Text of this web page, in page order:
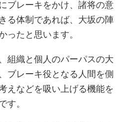
ブレーキをかけ、諸将の意
る体制であれば、大坂の陣
ったと思います。
組織と個人のパーパスの大
ブレーキ役となる人間を側
えなどを吸い上げる機能を
す。